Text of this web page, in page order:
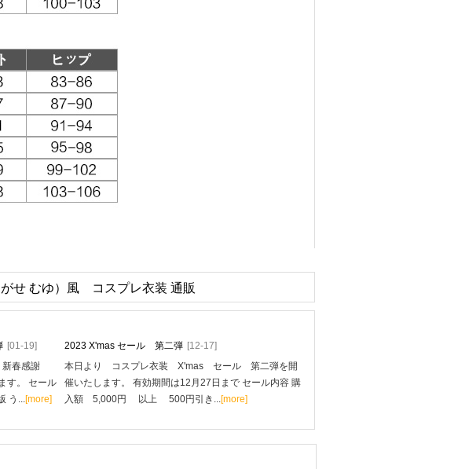
がせ むゆ）風 コスプレ衣装 通販
[01-19]
春感謝
す。 セール
う...[more]
2023 X'mas セール 第二弾 [12-17]
本日より コスプレ衣装 X'mas セール 第二弾を開
催いたします。 有効期間は12月27日まで セール内容 購
入額 5,000円 以上 500円引き...[more]